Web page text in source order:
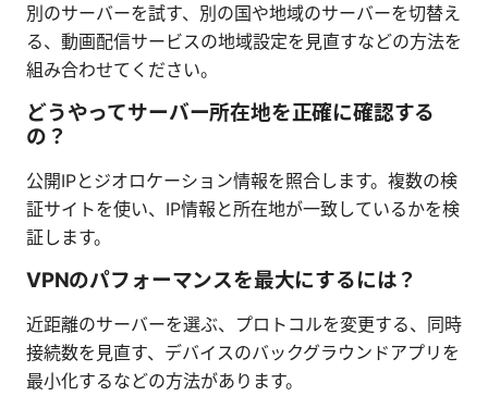
別のサーバーを試す、別の国や地域のサーバーを切替え
る、動画配信サービスの地域設定を見直すなどの方法を
組み合わせてください。
どうやってサーバー所在地を正確に確認する
の？
公開IPとジオロケーション情報を照合します。複数の検
証サイトを使い、IP情報と所在地が一致しているかを検
証します。
VPNのパフォーマンスを最大にするには？
近距離のサーバーを選ぶ、プロトコルを変更する、同時
接続数を見直す、デバイスのバックグラウンドアプリを
最小化するなどの方法があります。